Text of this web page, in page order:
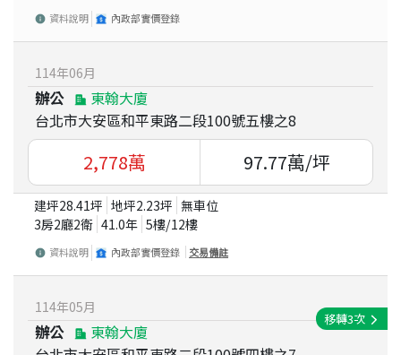
資料說明 內政部實價登錄
114年06月
辦公
東翰大廈
台北市大安區和平東路二段100號五樓之8
2,778萬 97.77萬/坪
建坪28.41坪 地坪2.23坪 無車位
3房2廳2衛 41.0年 5樓/12樓
資料說明 內政部實價登錄 交易備註
114年05月
辦公
東翰大廈
移轉3次